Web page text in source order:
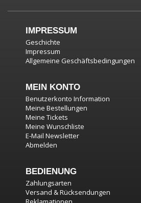
IMPRESSUM
Geschichte
Impressum
Allgemeine Geschäftsbedingungen
MEIN KONTO
Benutzerkonto Information
Meine Bestellungen
Meine Tickets
Meine Wunschliste
E-Mail Newsletter
Abmelden
BEDIENUNG
Zahlungsarten
Versand & Rücksendungen